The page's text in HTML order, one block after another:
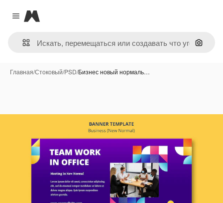
Close menu
Magnific
Поиск
Главная/Стоковый/PSD/Бизнес новый нормаль…